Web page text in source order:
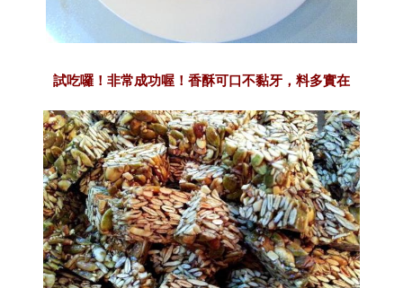
試吃囉！非常成功喔！香酥可口不黏牙，料多實在